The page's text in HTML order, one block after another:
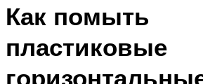
Как помыть
пластиковые